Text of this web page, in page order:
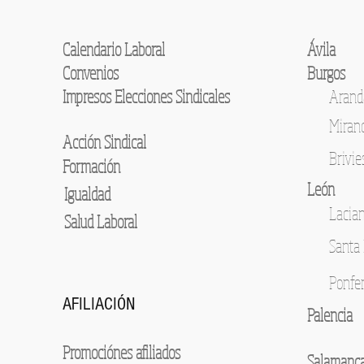
Calendario Laboral
Convenios
Impresos Elecciones Sindicales
Acción Sindical
Formación
Igualdad
Salud Laboral
Ávila
Burgos
León
AFILIACIÓN
Promociónes afiliados
Palencia